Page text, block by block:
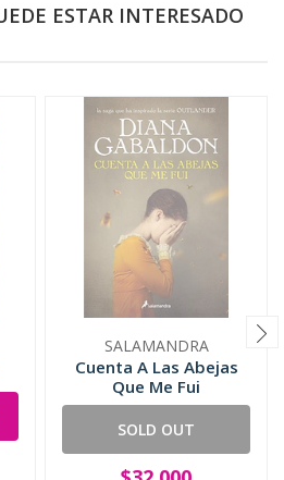
ESTAR INTERESADO
SALAMANDRA
Cuenta A Las Abejas
Que Me Fui
SOLD OUT